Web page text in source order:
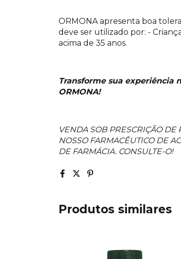
ORMONA apresenta boa
deve ser utilizado por: -
acima de 35 anos.
Transforme sua experiência
ORMONA!
VENDA SOB PRESCRIÇÃO
NOSSO FARMACÊUTICO DE
DE FARMÁCIA. CONSULTE-O!
Produtos similares